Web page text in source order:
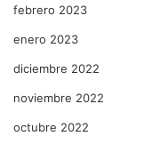
febrero 2023
enero 2023
diciembre 2022
noviembre 2022
octubre 2022